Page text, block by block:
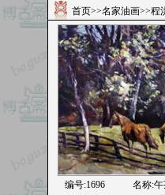
首页>>名家油画>>程
编号:1696 名称:午